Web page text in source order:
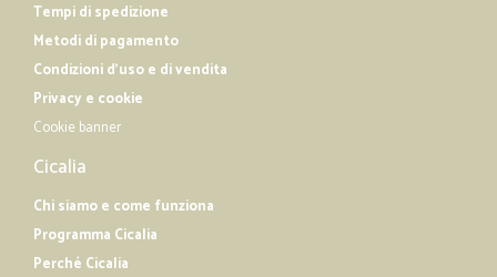
Tempi di spedizione
Metodi di pagamento
Condizioni d'uso e di vendita
Privacy e cookie
Cookie banner
Cicalia
Chi siamo e come funziona
Programma Cicalia
Perché Cicalia